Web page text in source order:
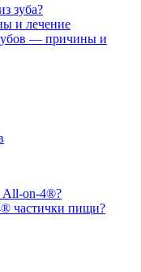
зуба?
и лечение
— причины и
All-on-4®?
частички пищи?